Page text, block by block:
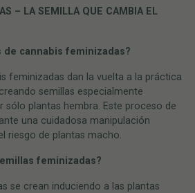
– LA SEMILLA QUE CAMBIA EL
de cannabis feminizadas?
feminizadas dan la vuelta a la práctica
semillas especialmente
sólo plantas hembra. Este proceso de
una cuidadosa manipulación
riesgo de plantas macho.
feminizadas?
se crean induciendo a las plantas